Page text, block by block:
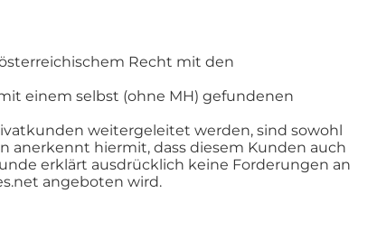
Recht mit den
einem selbst (ohne MH) gefundenen
weitergeleitet werden, sind sowohl
anerkennt hiermit, dass diesem Kunden auch
erklärt ausdrücklich keine Forderungen an
angeboten wird.